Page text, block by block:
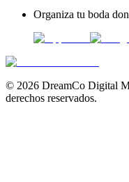
Organiza tu boda
© 2026 DreamCo Digital
derechos reservados.